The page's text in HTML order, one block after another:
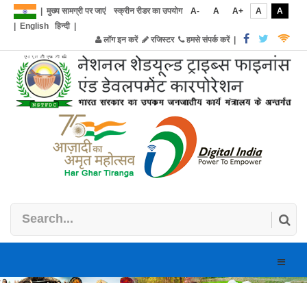
मुख्य सामग्री पर जाएं स्क्रीन रीडर का उपयोग A- A A+ A
A
English हिन्दी|
लॉग इन करें
रजिस्टर हमसे संपर्क करें|
Toggle